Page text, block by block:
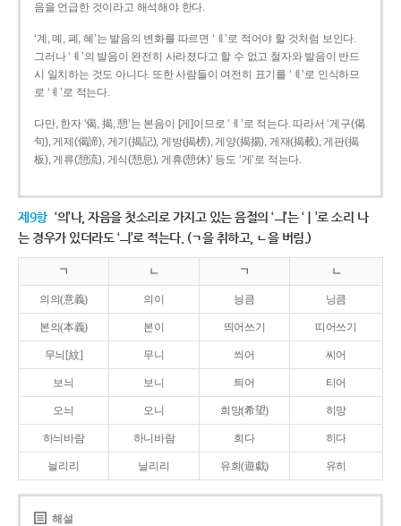
음을 언급한 것이라고 해석해야 한다.
‘계, 몌, 폐, 혜’는 발음의 변화를 따르면 ‘ㅔ’로 적어야 할 것처럼 보인다.
그러나 ‘ㅖ’의 발음이 완전히 사라졌다고 할 수 없고 철자와 발음이 반드
시 일치하는 것도 아니다. 또한 사람들이 여전히 표기를 ‘ㅖ’로 인식하므
로 ‘ㅖ’로 적는다.
다만, 한자 ‘偈, 揭, 憩’는 본음이 [게]이므로 ‘ㅔ’로 적는다. 따라서 ‘게구(偈
句), 게제(偈諦), 게기(揭記), 게방(揭榜), 게양(揭揚), 게재(揭載), 게판(揭
板), 게류(憩流), 게식(憩息), 게휴(憩休)’ 등도 ‘게’로 적는다.
제9항 ‘의’나, 자음을 첫소리로 가지고 있는 음절의 ‘ㅢ’는 ‘ㅣ’로 소리 나
는 경우가 있더라도 ‘ㅢ’로 적는다. (ㄱ을 취하고, ㄴ을 버림.)
ㄱ ㄴ ㄱ ㄴ
의의(意義) 의이 닁큼 닝큼
본의(本義) 본이 띄어쓰기 띠어쓰기
무늬[紋] 무니 씌어 씨어
보늬 보니 틔어 티어
오늬 오니 희망(希望) 히망
하늬바람 하니바람 희다 히다
늴리리 닐리리 유희(遊戱) 유히
해설